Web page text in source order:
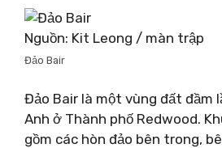
Nguồn: Kit Leong / màn trập
Đảo Bair
Đảo Bair là một vùng đất đầm
Anh ở Thành phố Redwood.
gồm các hòn đảo bên trong,